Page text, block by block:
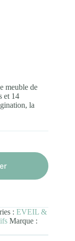
meuble de
et 14
la
: EVEIL &
Marque :